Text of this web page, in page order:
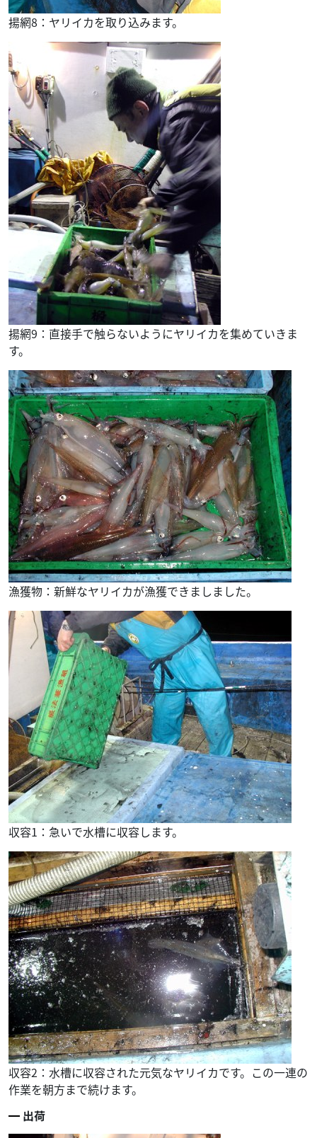
揚網8：ヤリイカを取り込みます。
揚網9：直接手で触らないようにヤリイカを集めていきま
す。
漁獲物：新鮮なヤリイカが漁獲できましました。
収容1：急いで水槽に収容します。
収容2：水槽に収容された元気なヤリイカです。この一連の
作業を朝方まで続けます。
出荷